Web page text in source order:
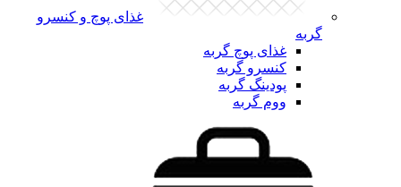
غذای پوچ و کنسرو
گربه
غذای پوچ گربه
کنسرو گربه
پودینگ گربه
ووم گربه